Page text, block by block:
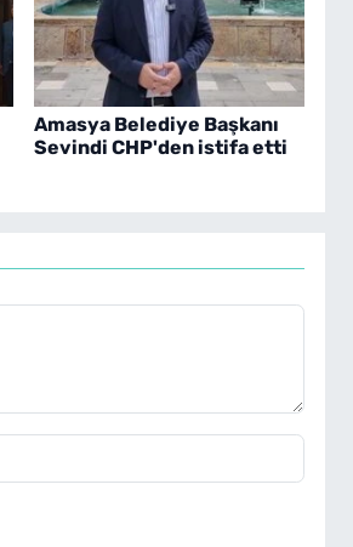
Amasya Belediye Başkanı
Sevindi CHP'den istifa etti